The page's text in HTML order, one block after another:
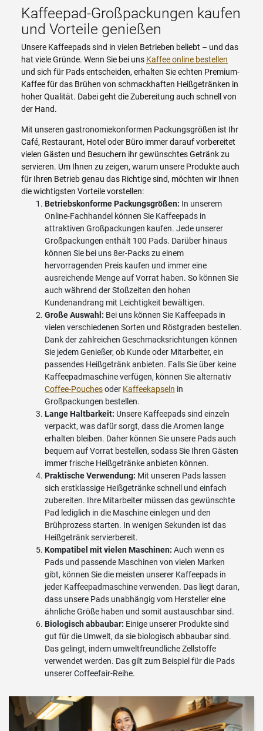
Kaffeepad-Großpackungen kaufen
und Vorteile genießen
Unsere Kaffeepads sind in vielen Betrieben beliebt – und das
hat viele Gründe. Wenn Sie bei uns Kaffee online bestellen
und sich für Pads entscheiden, erhalten Sie echten Premium-
Kaffee für das Brühen von schmackhaften Heißgetränken in
hoher Qualität. Dabei geht die Zubereitung auch schnell von
der Hand.
Mit unseren gastronomiekonformen Packungsgrößen ist Ihr
Café, Restaurant, Hotel oder Büro immer darauf vorbereitet
vielen Gästen und Besuchern ihr gewünschtes Getränk zu
servieren. Um Ihnen zu zeigen, warum unsere Produkte auch
für Ihren Betrieb genau das Richtige sind, möchten wir Ihnen
die wichtigsten Vorteile vorstellen:
Betriebskonforme Packungsgrößen: In unserem
Online-Fachhandel können Sie Kaffeepads in
attraktiven Großpackungen kaufen. Jede unserer
Großpackungen enthält 100 Pads. Darüber hinaus
können Sie bei uns 8er-Packs zu einem
hervorragenden Preis kaufen und immer eine
ausreichende Menge auf Vorrat haben. So können Sie
auch während der Stoßzeiten den hohen
Kundenandrang mit Leichtigkeit bewältigen.
Große Auswahl: Bei uns können Sie Kaffeepads in
vielen verschiedenen Sorten und Röstgraden bestellen.
Dank der zahlreichen Geschmacksrichtungen können
Sie jedem Genießer, ob Kunde oder Mitarbeiter, ein
passendes Heißgetränk anbieten. Falls Sie über keine
Kaffeepadmaschine verfügen, können Sie alternativ
Coffee-Pouchesoder Kaffeekapseln in
Großpackungen bestellen.
Lange Haltbarkeit: Unsere Kaffeepads sind einzeln
verpackt, was dafür sorgt, dass die Aromen lange
erhalten bleiben. Daher können Sie unsere Pads auch
bequem auf Vorrat bestellen, sodass Sie Ihren Gästen
immer frische Heißgetränke anbieten können.
Praktische Verwendung: Mit unseren Pads lassen
sich erstklassige Heißgetränke schnell und einfach
zubereiten. Ihre Mitarbeiter müssen das gewünschte
Pad lediglich in die Maschine einlegen und den
Brühprozess starten. In wenigen Sekunden ist das
Heißgetränk servierbereit.
Kompatibel mit vielen Maschinen: Auch wenn es
Pads und passende Maschinen von vielen Marken
gibt, können Sie die meisten unserer Kaffeepads in
jeder Kaffeepadmaschine verwenden. Das liegt daran,
dass unsere Pads unabhängig vom Hersteller eine
ähnliche Größe haben und somit austauschbar sind.
Biologisch abbaubar: Einige unserer Produkte sind
gut für die Umwelt, da sie biologisch abbaubar sind.
Das gelingt, indem umweltfreundliche Zellstoffe
verwendet werden. Das gilt zum Beispiel für die Pads
unserer Coffeefair-Reihe.